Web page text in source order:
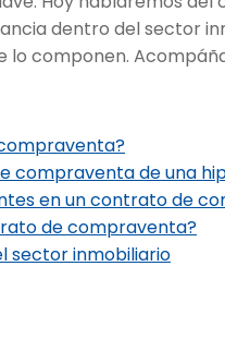
dentro del sector
lo componen.
compraventa de una
en un contrato de
de compraventa?
sector inmobiliario